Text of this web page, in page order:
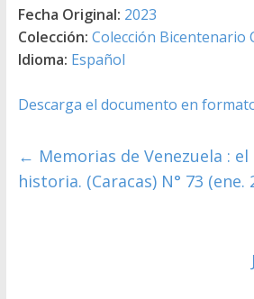
Fecha Original: 2023
Colección: Colección Bicentenario
Idioma: Español
Descarga el documento en
← Memorias de Venezuela :
historia. (Caracas) N° 73 (ene.